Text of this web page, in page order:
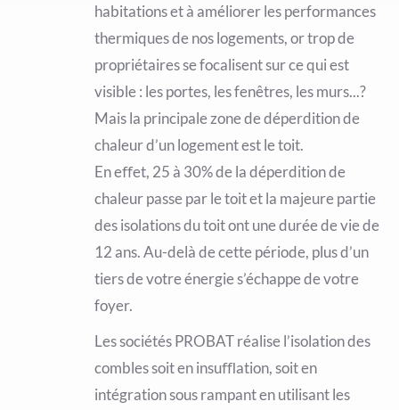
habitations et à améliorer les performances
thermiques de nos logements, or trop de
propriétaires se focalisent sur ce qui est
visible : les portes, les fenêtres, les murs...?
Mais la principale zone de déperdition de
chaleur d’un logement est le toit.
En eﬀet, 25 à 30% de la déperdition de
chaleur passe par le toit et la majeure partie
des isolations du toit ont une durée de vie de
12 ans. Au-delà de cette période, plus d’un
tiers de votre énergie s’échappe de votre
foyer.
Les sociétés PROBAT réalise l’isolation des
combles soit en insuﬄation, soit en
intégration sous rampant en utilisant les